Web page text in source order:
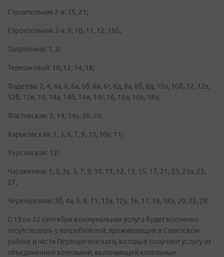
Строительная 2-я: 15, 21;
Строительная 3-я: 9, 10, 11, 12, 18б;
Талалихина: 1, 2;
Терешковой: 10, 12, 14, 16;
Фадеева: 2, 4, 4а, 6, 6а, 6б, 6в, 6г, 6д, 8а, 8б, 8д, 10а, 10б, 12, 12а,
12б, 12в, 14, 14а, 14б, 14в, 14г, 16, 16а, 16в, 18в;
Фастовская: 2, 14, 14у, 20, 20;
Харьковская: 1, 3, 6, 7, 9, 10, 10у, 11;
Херсонская: 12;
Часовитина: 1, 3, 3у, 5, 7, 9, 10, 11, 12, 13, 15, 17, 21, 23, 23а, 25,
27;
Черемуховая: 3б, 4а, 5, 8, 11, 12а, 12у, 16, 17, 18, 18а, 20, 22, 28.
С 13 по 22 сентября коммунальная услуга будет временно
отсутствовать у потребителей, проживающих в Советском
районе и части Первореченского, которые получают услугу от
объединенной котельной, включающей котельные